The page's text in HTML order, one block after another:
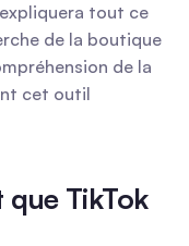
tout ce
de la boutique
de la
cet outil
TikTok